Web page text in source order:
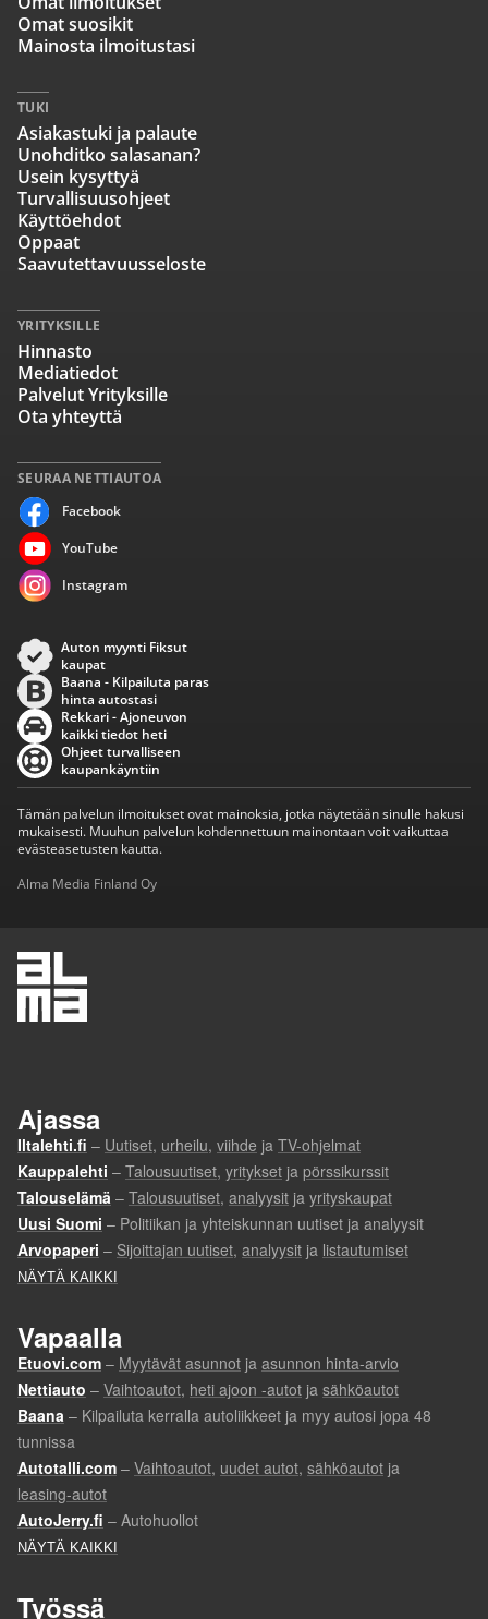
SEURAA NETTIAUTOA
Facebook
YouTube
Instagram
Omat suosikit
Mainosta ilmoitustasi
TUKI
Asiakastuki ja palaute
Unohditko salasanan?
Usein kysyttyä
Turvallisuusohjeet
Käyttöehdot
Oppaat
Saavutettavuusseloste
YRITYKSILLE
Hinnasto
Mediatiedot
Palvelut Yrityksille
Ota yhteyttä
Auton myynti Fiksut
kaupat
Baana - Kilpailuta paras
hinta autostasi
Rekkari - Ajoneuvon
kaikki tiedot heti
Ohjeet turvalliseen
kaupankäyntiin
Tämän palvelun ilmoitukset ovat mainoksia, jotka näytetään sinulle hakusi
mukaisesti. Muuhun palvelun kohdennettuun mainontaan voit vaikuttaa
evästeasetusten kautta.
Alma Media Finland Oy